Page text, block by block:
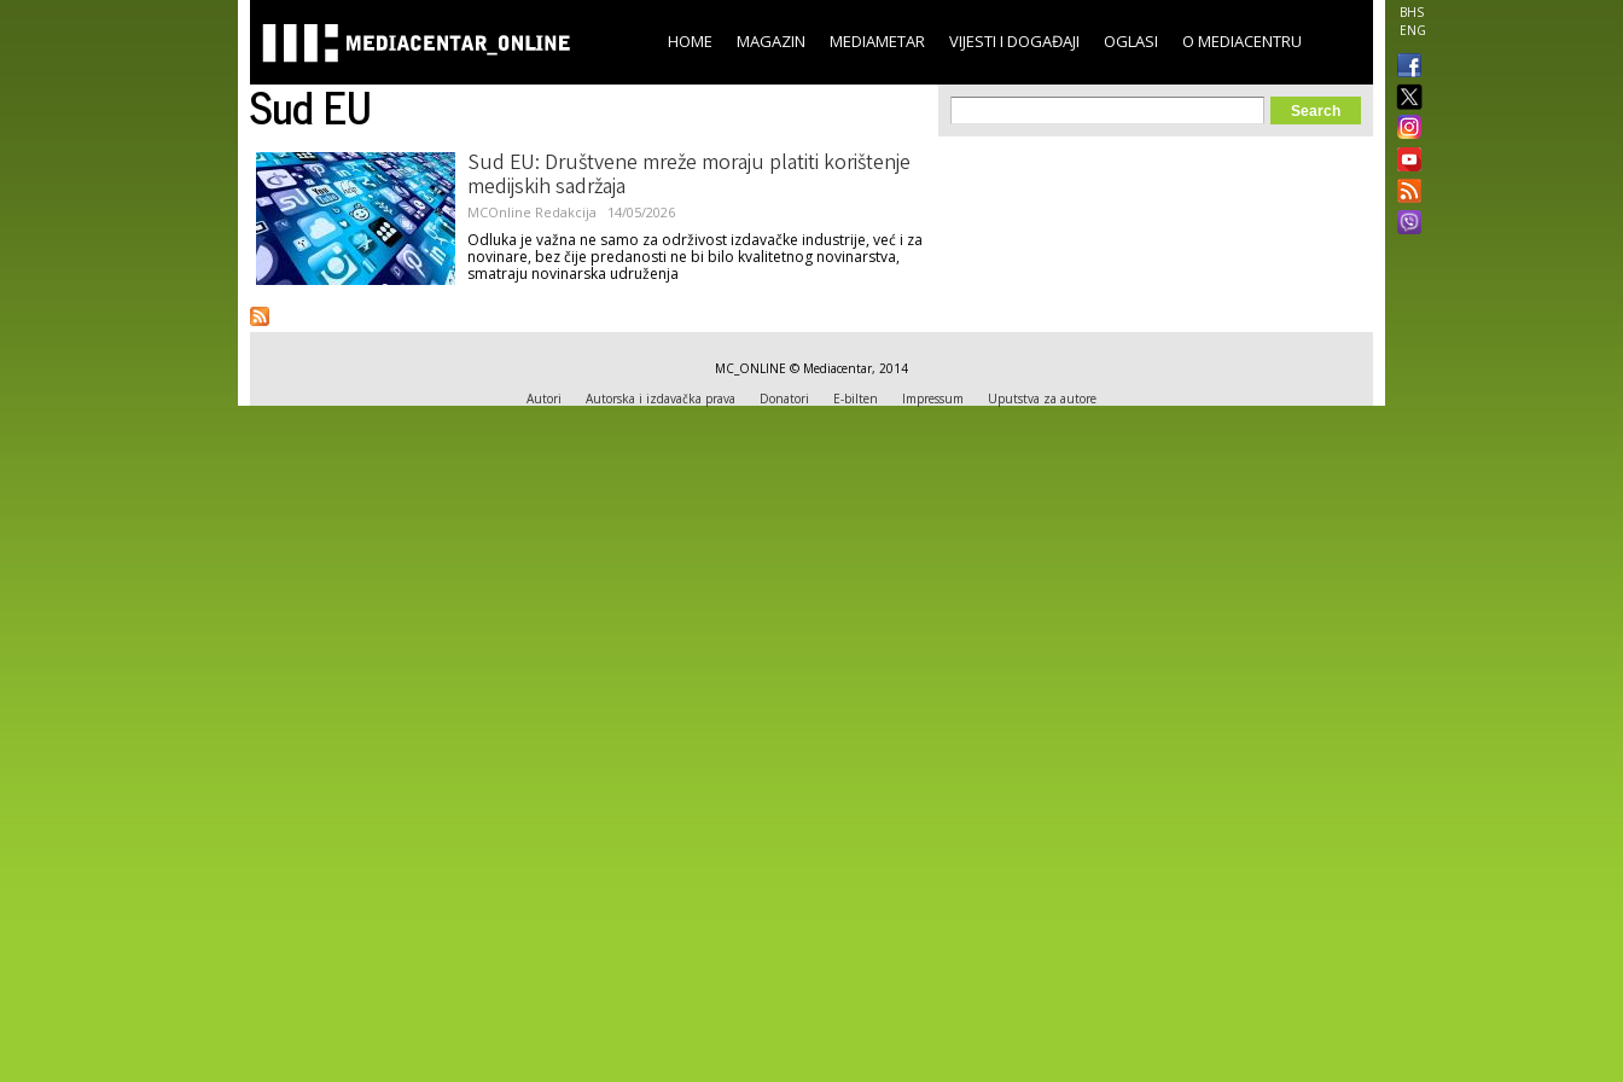
main
content
BHS
ENG
HOME MAGAZIN MEDIAMETAR VIJESTI I DOGAĐAJI OGLASI O MEDIACENTRU
Sud EU
Sud EU: Društvene mreže moraju platiti korištenje
medijskih sadržaja
MCOnline Redakcija 14/05/2026
Odluka je važna ne samo za održivost izdavačke industrije, već i za
novinare, bez čije predanosti ne bi bilo kvalitetnog novinarstva,
smatraju novinarska udruženja
Search form
Search
MC_ONLINE © Mediacentar, 2014
Autori
Autorska i izdavačka prava Donatori E-bilten Impressum Uputstva za autore